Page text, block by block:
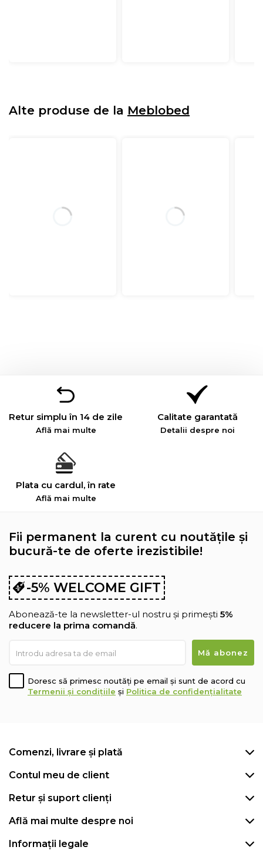
Alte produse de la Meblobed
Retur simplu în 14 de zile
Află mai multe
Calitate garantată
Detalii despre noi
Plata cu cardul, în rate
Află mai multe
Fii permanent la curent cu noutățile și
bucură-te de oferte irezistibile!
-5% WELCOME GIFT
Abonează-te la newsletter-ul nostru și primești 5%
reducere la prima comandă.
Doresc să primesc noutăți pe email și sunt de acord cu
Termenii și condițiile și Politica de confidențialitate
Comenzi, livrare și plată
Contul meu de client
Retur și suport clienți
Află mai multe despre noi
Informații legale